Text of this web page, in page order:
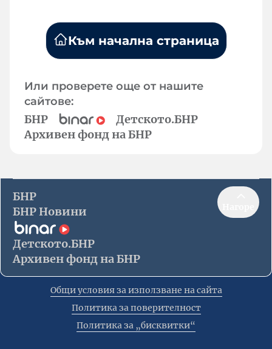
Към начална страница
Или проверете още от нашите
сайтове:
БНР
Детското.БНР
Архивен фонд на БНР
БНР
БНР Новини
Детското.БНР
Архивен фонд на БНР
Общи условия за използване на сайта
Политика за поверителност
Политика за „бисквитки“